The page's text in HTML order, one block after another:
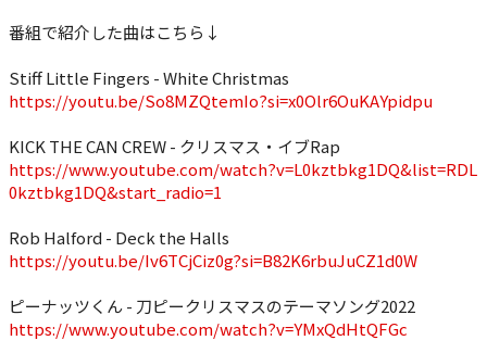
番組で紹介した曲はこちら↓
Stiff Little Fingers - White Christmas
https://youtu.be/So8MZQtemIo?si=x0Olr6OuKAYpidpu
KICK THE CAN CREW - クリスマス・イブRap
https://www.youtube.com/watch?v=L0kztbkg1DQ&list=RDL
0kztbkg1DQ&start_radio=1
Rob Halford - Deck the Halls
https://youtu.be/Iv6TCjCiz0g?si=B82K6rbuJuCZ1d0W
ピーナッツくん - 刀ピークリスマスのテーマソング2022
https://www.youtube.com/watch?v=YMxQdHtQFGc